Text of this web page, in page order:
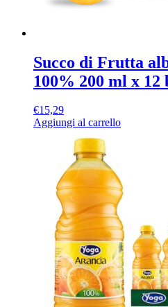
Succo di Frutta
100% 200 ml x
€15,29
Aggiungi al carrello